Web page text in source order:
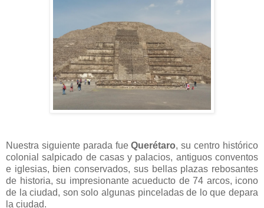
Nuestra siguiente parada fueQuerétaro, su centro histórico
colonial salpicado de casas y palacios, antiguos conventos
e iglesias, bien conservados, sus bellas plazas rebosantes
de historia, su impresionante acueducto de 74 arcos, icono
de la ciudad, son solo algunas pinceladas de lo que depara
la ciudad.